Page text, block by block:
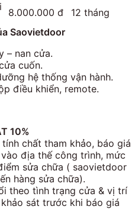
8.000.000 đ
12 tháng
Saovietdoor
– nan cửa.
cuốn.
hệ thống vận hành.
điều khiển, remote.
10%
chất tham khảo, báo giá
địa thế công trình, mức
sửa chữa ( saovietdoor
hàng sửa chữa).
theo tình trạng cửa & vị trí
sát trước khi báo giá